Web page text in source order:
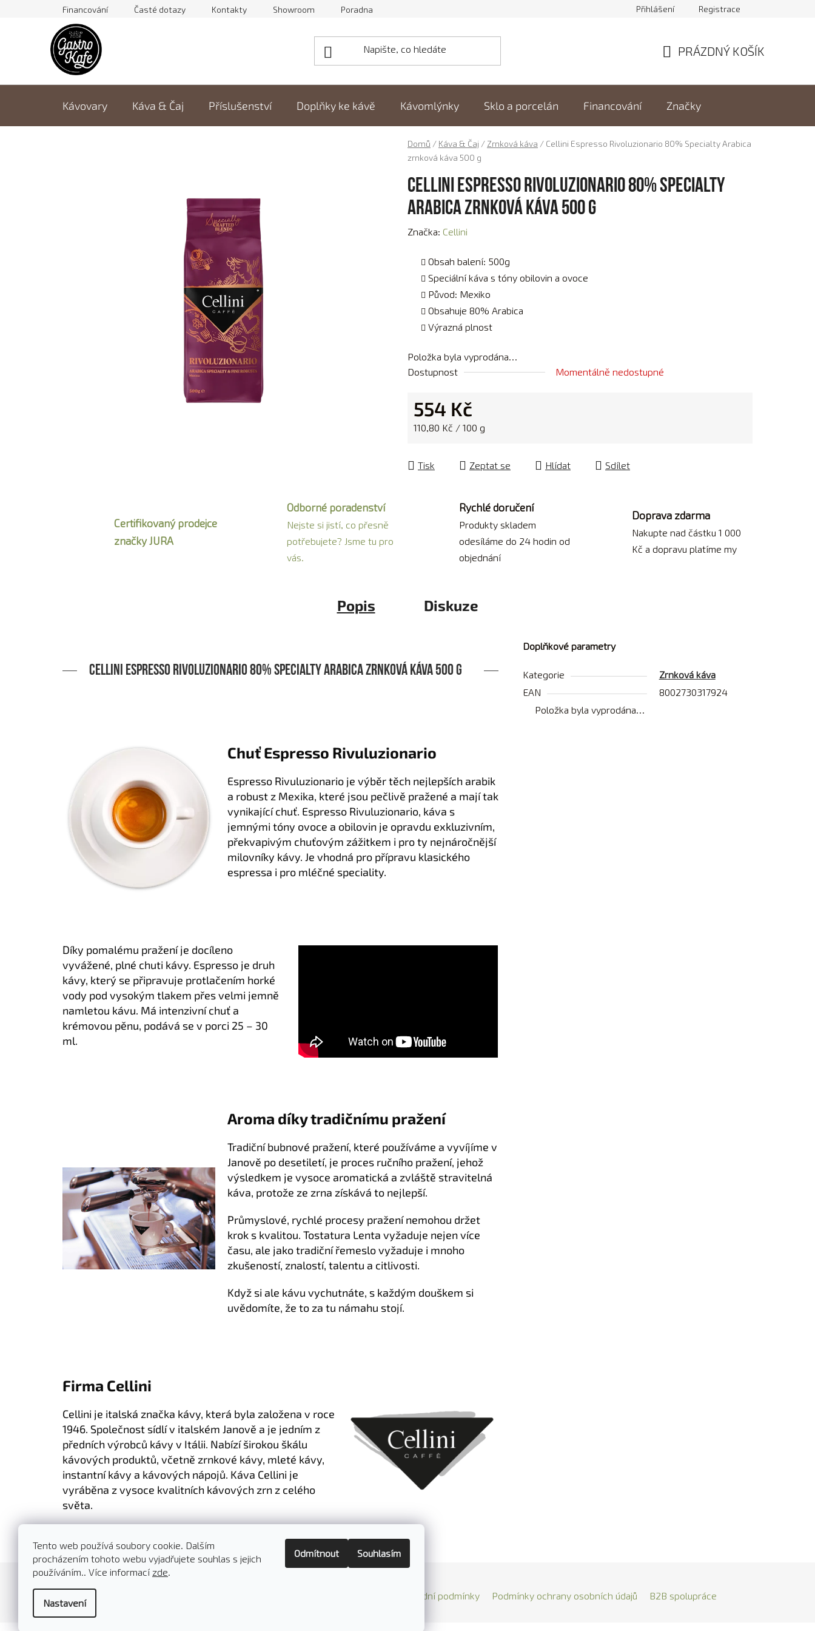
Tento web používá soubory cookie. Dalším
procházením tohoto webu vyjadřujete souhlas s jejich
používáním.. Více informací zde.
Nastavení
Odmítnout Souhlasím
Financování Časté dotazy Kontakty Showroom Poradna Přihlášení Registrace
PRÁZDNÝ KOŠÍK
Kávovary Káva & Čaj Příslušenství Doplňky ke kávě Kávomlýnky Sklo a porcelán Financování Značky
Domů / Káva & Čaj / Zrnková káva / Cellini Espresso Rivoluzionario 80% Specialty Arabica
zrnková káva 500 g
Cellini Espresso Rivoluzionario 80% Specialty
Arabica zrnková káva 500 g
Značka: Cellini
Obsah balení: 500g
Speciální káva s tóny obilovin a ovoce
Původ: Mexiko
Obsahuje 80% Arabica
Výrazná plnost
Položka byla vyprodána…
Dostupnost
Momentálně nedostupné
554 Kč
Měrná cena:
110,80 Kč / 100 g
Tisk Zeptat se Hlídat Sdílet
Certifikovaný prodejce
značky JURA
Odborné poradenství
Nejste si jistí, co přesně
potřebujete? Jsme tu pro
vás.
Rychlé doručení
Produkty skladem
odesíláme do 24 hodin od
objednání
Doprava zdarma
Nakupte nad částku 1 000
Kč a dopravu platíme my
Popis Diskuze
Cellini Espresso Rivoluzionario 80% Specialty Arabica zrnková káva 500 g
Chuť Espresso Rivuluzionario
Espresso Rivuluzionario je výběr těch nejlepších arabik
a robust z Mexika, které jsou pečlivě pražené a mají tak
vynikající chuť. Espresso Rivuluzionario, káva s
jemnými tóny ovoce a obilovin je opravdu exkluzivním,
překvapivým chuťovým zážitkem i pro ty nejnáročnější
milovníky kávy. Je vhodná pro přípravu klasického
espressa i pro mléčné speciality.
Díky pomalému pražení je docíleno
vyvážené, plné chuti kávy. Espresso je druh
kávy, který se připravuje protlačením horké
vody pod vysokým tlakem přes velmi jemně
namletou kávu. Má intenzivní chuť a
krémovou pěnu, podává se v porci 25 – 30
ml.
Aroma díky tradičnímu pražení
Tradiční bubnové pražení, které používáme a vyvíjíme v
Janově po desetiletí, je proces ručního pražení, jehož
výsledkem je vysoce aromatická a zvláště stravitelná
káva, protože ze zrna získává to nejlepší.
Průmyslové, rychlé procesy pražení nemohou držet
krok s kvalitou. Tostatura Lenta vyžaduje nejen více
času, ale jako tradiční řemeslo vyžaduje i mnoho
zkušeností, znalostí, talentu a citlivosti.
Když si ale kávu vychutnáte, s každým douškem si
uvědomíte, že to za tu námahu stojí.
Firma Cellini
Cellini je italská značka kávy, která byla založena v roce
1946. Společnost sídlí v italském Janově a je jedním z
předních výrobců kávy v Itálii. Nabízí širokou škálu
kávových produktů, včetně zrnkové kávy, mleté kávy,
instantní kávy a kávových nápojů. Káva Cellini je
vyráběna z vysoce kvalitních kávových zrn z celého
světa.
Doplňkové parametry
Kategorie
Zrnková káva
EAN
8002730317924
Položka byla vyprodána…
Obchodní podmínky Podmínky ochrany osobních údajů B2B spolupráce